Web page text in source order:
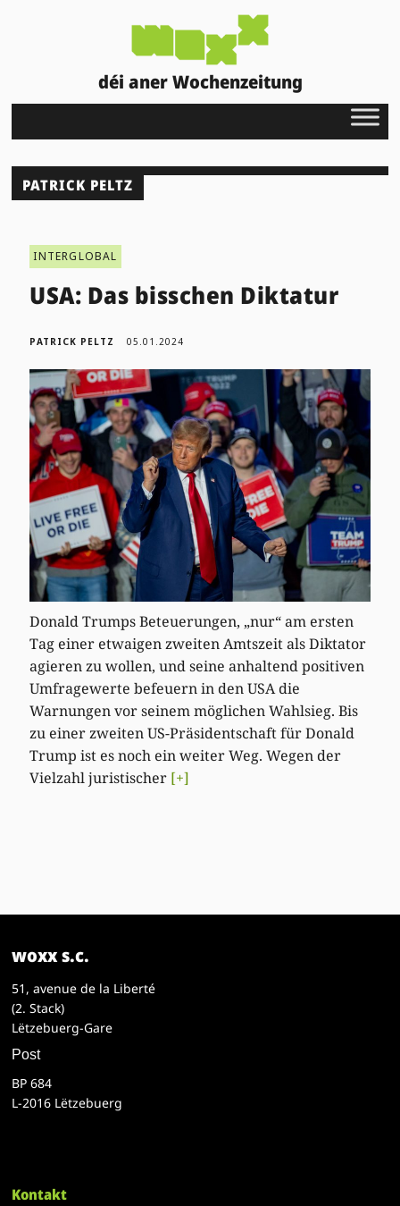
déi aner Wochenzeitung
PATRICK PELTZ
INTERGLOBAL
USA: Das bisschen Diktatur
PATRICK PELTZ 05.01.2024
Donald Trumps Beteuerungen, „nur“ am ersten
Tag einer etwaigen zweiten Amtszeit als Diktator
agieren zu wollen, und seine anhaltend positiven
Umfragewerte befeuern in den USA die
Warnungen vor seinem möglichen Wahlsieg. Bis
zu einer zweiten US-Präsidentschaft für Donald
Trump ist es noch ein weiter Weg. Wegen der
Vielzahl juristischer [+]
woxx s.c.
51, avenue de la Liberté
(2. Stack)
Lëtzebuerg-Gare
Post
BP 684
L-2016 Lëtzebuerg
Kontakt